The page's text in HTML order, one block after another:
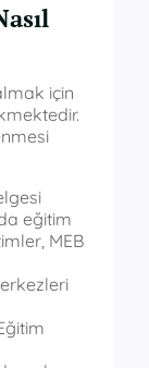
için
eğitim
MEB